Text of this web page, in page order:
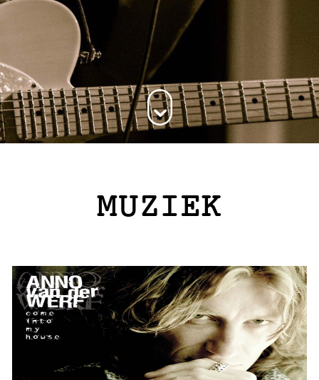
MUZIEK